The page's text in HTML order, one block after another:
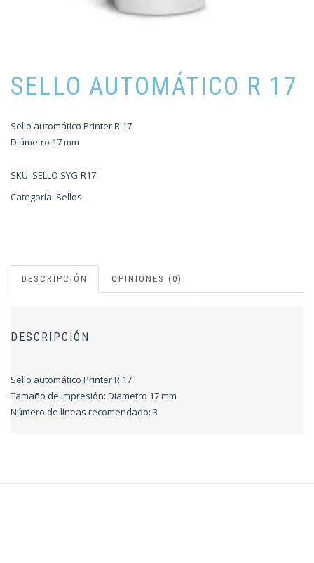
SELLO AUTOMÁTICO R 17
Sello automático Printer R 17
Diámetro 17 mm
SKU: SELLO SYG-R17
Categoría: Sellos
DESCRIPCIÓN OPINIONES (0)
DESCRIPCIÓN
Sello automático Printer R 17
Tamaño de impresión: Diametro 17 mm
Número de líneas recomendado: 3